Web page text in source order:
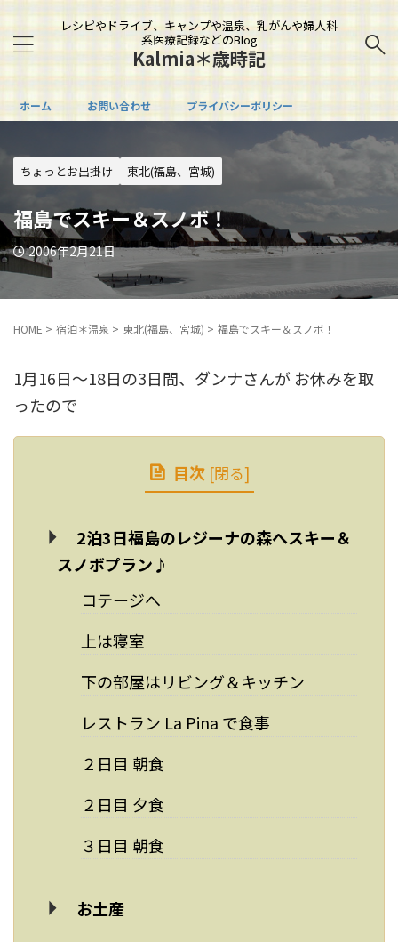
レシピやドライブ、キャンプや温泉、乳がんや婦人科
系医療記録などのBlog
Kalmia＊歳時記
ホーム お問い合わせ プライバシーポリシー
ちょっとお出掛け 東北(福島、宮城)
福島でスキー＆スノボ！
2006年2月21日
HOME > 宿泊＊温泉 > 東北(福島、宮城) > 福島でスキー＆スノボ！
1月16日～18日の3日間、ダンナさんが お休みを取
ったので
目次 [閉る]
2泊3日福島のレジーナの森へスキー＆
スノボプラン♪
コテージへ
上は寝室
下の部屋はリビング＆キッチン
レストラン La Pina で食事
２日目 朝食
２日目 夕食
３日目 朝食
お土産